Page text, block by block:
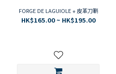
FORGE DE LAGUIOLE ⋆ 皮革刀鞘
HK$165.00 ~ HK$195.00